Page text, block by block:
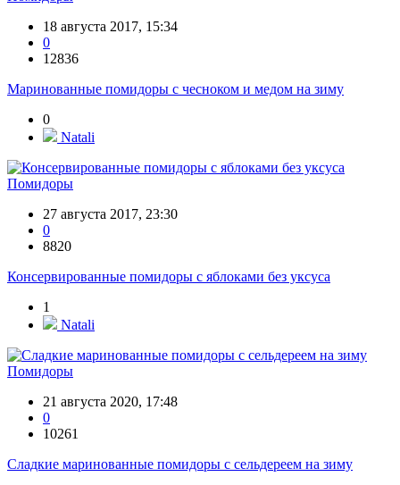
18 августа 2017, 15:34
0
12836
Маринованные помидоры с чесноком и медом на зиму
0
Natali
Помидоры
27 августа 2017, 23:30
0
8820
Консервированные помидоры с яблоками без уксуса
1
Natali
Помидоры
21 августа 2020, 17:48
0
10261
Сладкие маринованные помидоры с сельдереем на зиму